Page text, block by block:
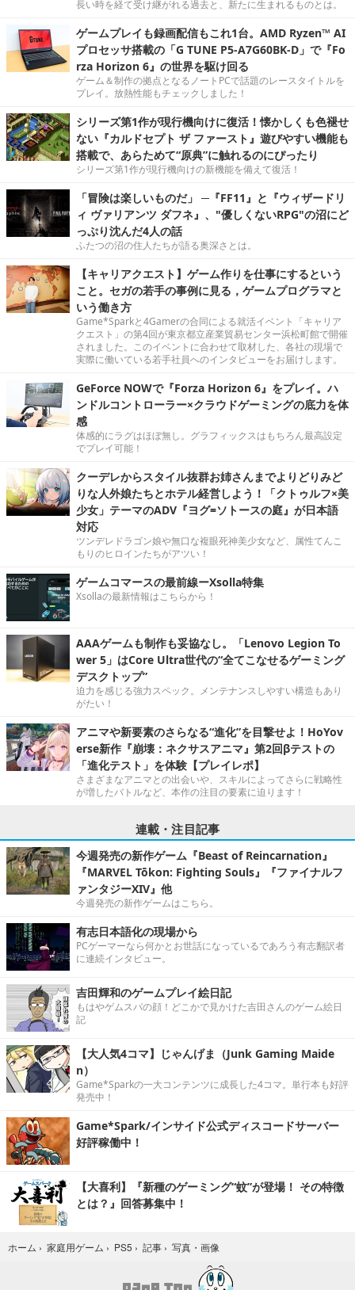
長い時を経て受け継がれる過去と、新たに生まれるものとは。
ゲームプレイも録画配信もこれ1台。AMD Ryzen™ AI
プロセッサ搭載の「G TUNE P5-A7G60BK-D」で『Fo
rza Horizon 6』の世界を駆け回る
ゲーム＆制作の拠点となるノートPCで話題のレースタイトルを
プレイ。放熱性能もチェックしました！
シリーズ第1作が現行機向けに復活！懐かしくも色褪せ
ない『カルドセプト ザ ファースト』遊びやすい機能も
搭載で、あらためて“原典”に触れるのにぴったり
シリーズ第1作が現行機向けの新機能を備えて復活！
「冒険は楽しいものだ」 ─『FF11』と『ウィザードリ
ィ ヴァリアンツ ダフネ』、"優しくないRPG"の沼にど
っぷり沈んだ4人の話
ふたつの沼の住人たちが語る奥深さとは。
【キャリアクエスト】ゲーム作りを仕事にするという
こと。セガの若手の事例に見る，ゲームプログラマと
いう働き方
Game*Sparkと4Gamerの合同による就活イベント「キャリア
クエスト」の第4回が東京都立産業貿易センター浜松町館で開催
されました。このイベントに合わせて取材した、各社の現場で
実際に働いている若手社員へのインタビューをお届けします。
GeForce NOWで『Forza Horizon 6』をプレイ。ハ
ンドルコントローラー×クラウドゲーミングの底力を体
感
体感的にラグはほぼ無し。グラフィックスはもちろん最高設定
でプレイ可能！
クーデレからスタイル抜群お姉さんまでよりどりみど
りな人外娘たちとホテル経営しよう！「クトゥルフ×美
少女」テーマのADV『ヨグ=ソトースの庭』が日本語
対応
ツンデレドラゴン娘や無口な複眼死神美少女など、属性てんこ
もりのヒロインたちがアツい！
ゲームコマースの最前線ーXsolla特集
Xsollaの最新情報はこちらから！
AAAゲームも制作も妥協なし。「Lenovo Legion To
wer 5」はCore Ultra世代の“全てこなせるゲーミング
デスクトップ”
迫力を感じる強力スペック。メンテナンスしやすい構造もあり
がたい！
アニマや新要素のさらなる“進化”を目撃せよ！HoYov
erse新作『崩壊：ネクサスアニマ』第2回βテストの
「進化テスト」を体験【プレイレポ】
さまざまなアニマとの出会いや、スキルによってさらに戦略性
が増したバトルなど、本作の注目の要素に迫ります！
連載・注目記事
今週発売の新作ゲーム『Beast of Reincarnation』
『MARVEL Tōkon: Fighting Souls』『ファイナルフ
ァンタジーXIV』他
今週発売の新作ゲームはこちら。
有志日本語化の現場から
PCゲーマーなら何かとお世話になっているであろう有志翻訳者
に連続インタビュー。
吉田輝和のゲームプレイ絵日記
もはやゲムスパの顔！どこかで見かけた吉田さんのゲーム絵日
記
【大人気4コマ】じゃんげま（Junk Gaming Maide
n）
Game*Sparkの一大コンテンツに成長した4コマ。単行本も好評
発売中！
Game*Spark/インサイド公式ディスコードサーバー
好評稼働中！
【大喜利】『新種のゲーミング“蚊”が登場！ その特徴
とは？』回答募集中！
ホーム › 家庭用ゲーム › PS5 › 記事 › 写真・画像